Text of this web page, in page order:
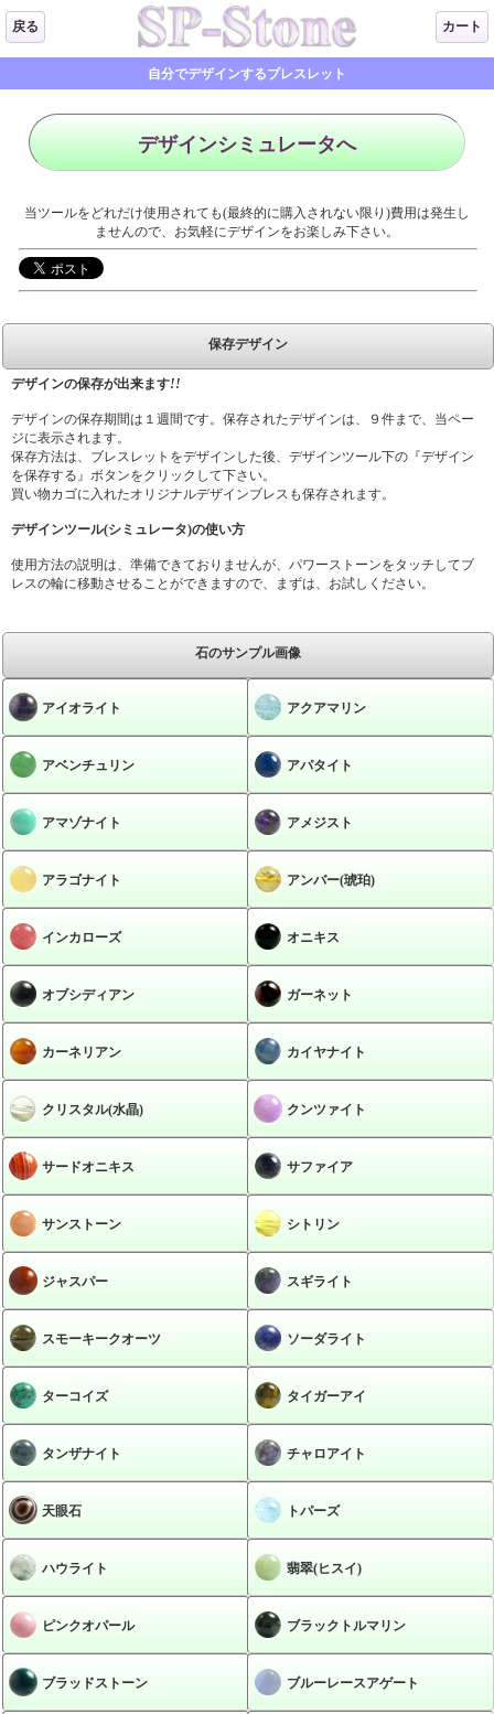
戻る カート
自分でデザインするブレスレット
デザインシミュレータへ
当ツールをどれだけ使用されても(最終的に購入されない限り)費用は発生し
ませんので、お気軽にデザインをお楽しみ下さい。
保存デザイン
デザインの保存が出来ます!!
デザインの保存期間は１週間です。保存されたデザインは、９件まで、当ペー
ジに表示されます。
保存方法は、ブレスレットをデザインした後、デザインツール下の『デザイン
を保存する』ボタンをクリックして下さい。
買い物カゴに入れたオリジナルデザインブレスも保存されます。
デザインツール(シミュレータ)の使い方
使用方法の説明は、準備できておりませんが、パワーストーンをタッチしてブ
レスの輪に移動させることができますので、まずは、お試しください。
石のサンプル画像
アイオライト アクアマリン
アベンチュリン アパタイト
アマゾナイト アメジスト
アラゴナイト アンバー(琥珀)
インカローズ オニキス
オブシディアン ガーネット
カーネリアン カイヤナイト
クリスタル(水晶) クンツァイト
サードオニキス サファイア
サンストーン シトリン
ジャスパー スギライト
スモーキークオーツ ソーダライト
ターコイズ タイガーアイ
タンザナイト チャロアイト
天眼石 トパーズ
ハウライト 翡翠(ヒスイ)
ピンクオパール ブラックトルマリン
ブラッドストーン ブルーレースアゲート